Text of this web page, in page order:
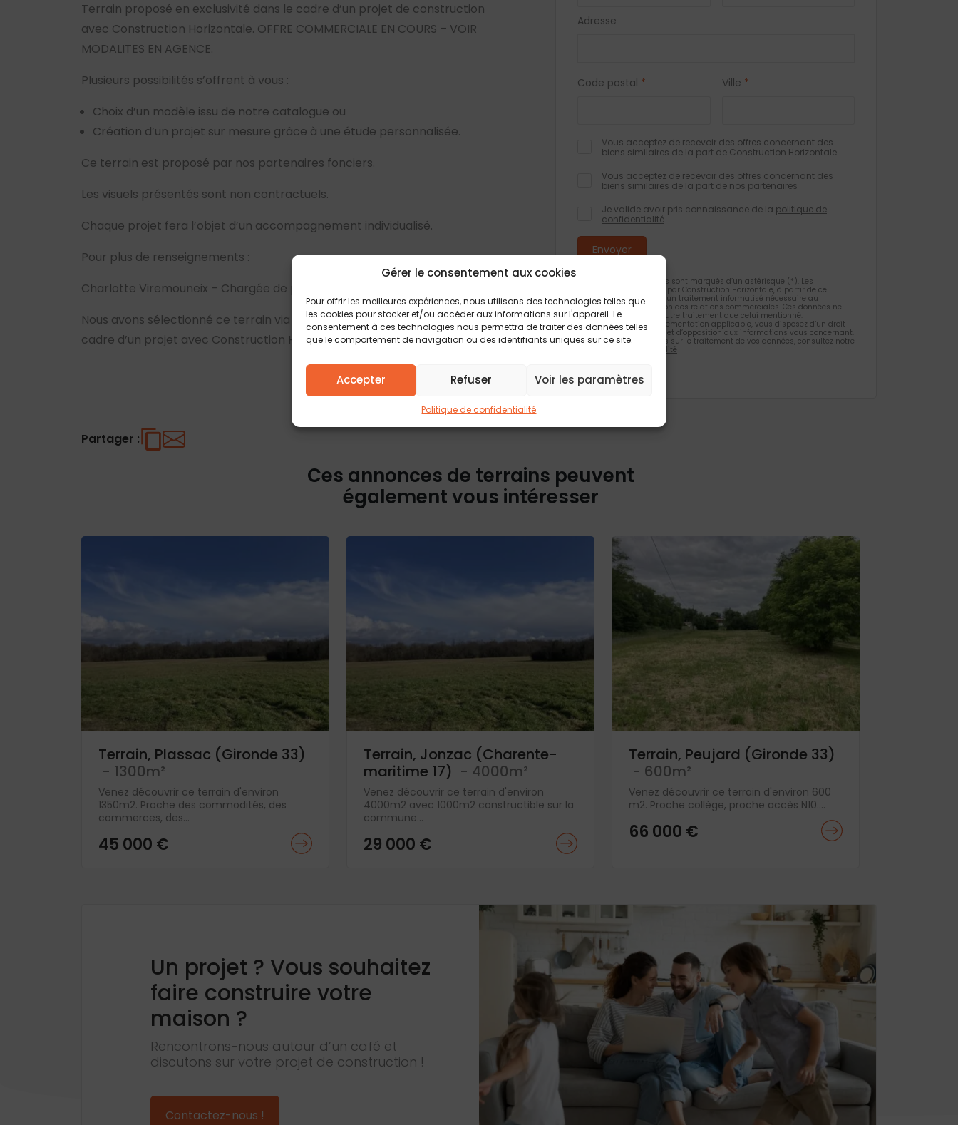
Gérer le consentement aux cookies
Pour offrir les meilleures expériences, nous utilisons des technologies telles que
les cookies pour stocker et/ou accéder aux informations sur l'appareil. Le
consentement à ces technologies nous permettra de traiter des données telles
que le comportement de navigation ou des identifiants uniques sur ce site.
Accepter Refuser Voir les paramètres
Politique de confidentialité
Terrain proposé en exclusivité dans le cadre d’un projet de construction
avec Construction Horizontale. OFFRE COMMERCIALE EN COURS – VOIR
MODALITES EN AGENCE.
Plusieurs possibilités s’offrent à vous :
Choix d’un modèle issu de notre catalogue ou
Création d’un projet sur mesure grâce à une étude personnalisée.
Ce terrain est proposé par nos partenaires fonciers.
Les visuels présentés sont non contractuels.
Chaque projet fera l’objet d’un accompagnement individualisé.
Pour plus de renseignements :
Charlotte Viremouneix – Chargée de projet O6 O2 24 36 72
Nous avons sélectionné ce terrain via nos partenaires fonciers, dans le
cadre d’un projet avec Construction Horizontale. Non soumis au DPE.
Partager :
Adresse
Code postal * Ville *
Vous acceptez de recevoir des offres concernant des
biens similaires de la part de Construction Horizontale
Vous acceptez de recevoir des offres concernant des
biens similaires de la part de nos partenaires
Je valide avoir pris connaissance de la politique de
confidentialité.
Les champs obligatoires sont marqués d’un astérisque (*). Les
informations recueillies par Construction Horizontale, à partir de ce
formulaire, font l’objet d’un traitement informatisé nécessaire au
traitement et à la gestion des relations commerciales. Ces données ne
feront pas l’objet d’un autre traitement que celui mentionné.
Conformément à la règlementation applicable, vous disposez d’un droit
d’accès, de rectification et d’opposition aux informations vous concernant.
Pour plus d’informations sur le traitement de vos données, consultez notre
politique de confidentialité
Ces annonces de terrains peuvent
également vous intéresser
Terrain, Plassac (Gironde 33)
- 1300m²
Venez découvrir ce terrain d'environ
1350m2. Proche des commodités, des
commerces, des...
45 000 €
Terrain, Jonzac (Charente-
maritime 17) - 4000m²
Venez découvrir ce terrain d'environ
4000m2 avec 1000m2 constructible sur la
commune...
29 000 €
Terrain, Peujard (Gironde 33)
- 600m²
Venez découvrir ce terrain d'environ 600
m2. Proche collège, proche accès N10....
66 000 €
Un projet ? Vous souhaitez
faire construire votre
maison ?
Rencontrons-nous autour d’un café et
discutons sur votre projet de construction !
Contactez-nous !